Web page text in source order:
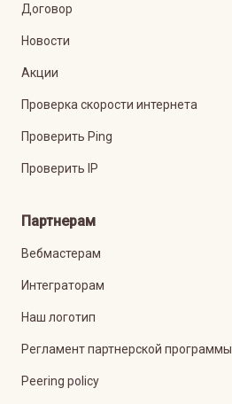
Договор
Новости
Акции
Проверка скорости интернета
Проверить Ping
Проверить IP
Партнерам
Вебмастерам
Интеграторам
Наш логотип
Регламент партнерской программы
Peering policy